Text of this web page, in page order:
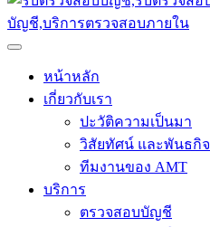
หน้าหลัก
เกี่ยวกับเรา
ปะวัติความเป็นมา
วิสัยทัศน์ และพันธกิจ
ทีมงานของ AMT
บริการ
ตรวจสอบบัญชี